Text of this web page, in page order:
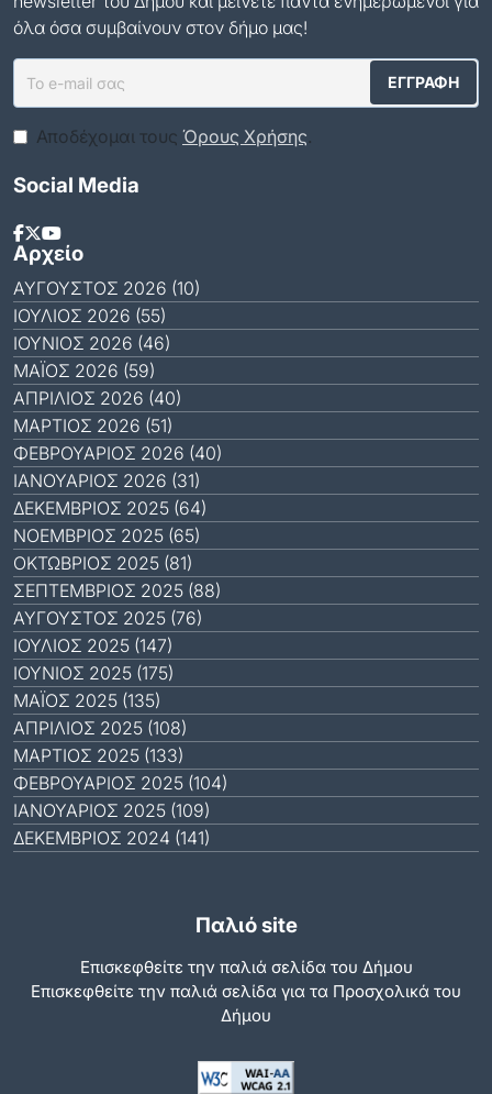
όλα όσα συμβαίνουν στον δήμο μας!
Αποδέχομαι τους Όρους Χρήσης.
Social Media
Αρχείο
ΑΎΓΟΥΣΤΟΣ 2026 (10)
ΙΟΎΛΙΟΣ 2026 (55)
ΙΟΎΝΙΟΣ 2026 (46)
ΜΆΙΟΣ 2026 (59)
ΑΠΡΊΛΙΟΣ 2026 (40)
ΜΆΡΤΙΟΣ 2026 (51)
ΦΕΒΡΟΥΆΡΙΟΣ 2026 (40)
ΙΑΝΟΥΆΡΙΟΣ 2026 (31)
ΔΕΚΈΜΒΡΙΟΣ 2025 (64)
ΝΟΈΜΒΡΙΟΣ 2025 (65)
ΟΚΤΏΒΡΙΟΣ 2025 (81)
ΣΕΠΤΈΜΒΡΙΟΣ 2025 (88)
ΑΎΓΟΥΣΤΟΣ 2025 (76)
ΙΟΎΛΙΟΣ 2025 (147)
ΙΟΎΝΙΟΣ 2025 (175)
ΜΆΙΟΣ 2025 (135)
ΑΠΡΊΛΙΟΣ 2025 (108)
ΜΆΡΤΙΟΣ 2025 (133)
ΦΕΒΡΟΥΆΡΙΟΣ 2025 (104)
ΙΑΝΟΥΆΡΙΟΣ 2025 (109)
ΔΕΚΈΜΒΡΙΟΣ 2024 (141)
Παλιό site
Επισκεφθείτε την παλιά σελίδα του Δήμου
Eπισκεφθείτε την παλιά σελίδα για τα Προσχολικά του
Δήμου